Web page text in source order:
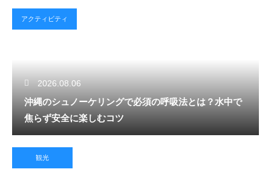
アクティビティ
2026.08.06
沖縄のシュノーケリングで必須の呼吸法とは？水中で
焦らず安全に楽しむコツ
観光